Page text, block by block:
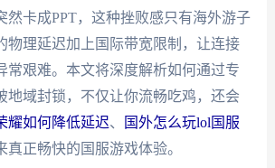
然卡成PPT，这种挫败感只有海外游子
物理延迟加上国际带宽限制，让连接
常艰难。本文将深度解析如何通过专
地域封锁，不仅让你流畅吃鸡，还会
耀如何降低延迟、
国外怎么玩lol国服
正畅快的国服游戏体验。